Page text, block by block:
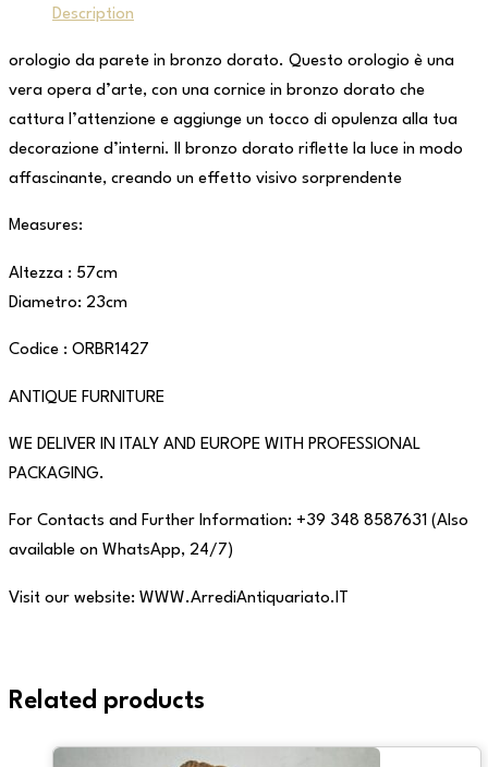
Description
orologio da parete in bronzo dorato. Questo orologio è una
vera opera d’arte, con una cornice in bronzo dorato che
cattura l’attenzione e aggiunge un tocco di opulenza alla tua
decorazione d’interni. Il bronzo dorato riflette la luce in modo
affascinante, creando un effetto visivo sorprendente
Measures:
Altezza : 57cm
Diametro: 23cm
Codice : ORBR1427
ANTIQUE FURNITURE
WE DELIVER IN ITALY AND EUROPE WITH PROFESSIONAL
PACKAGING.
For Contacts and Further Information: +39 348 8587631 (Also
available on WhatsApp, 24/7)
Visit our website: WWW.ArrediAntiquariato.IT
Related products